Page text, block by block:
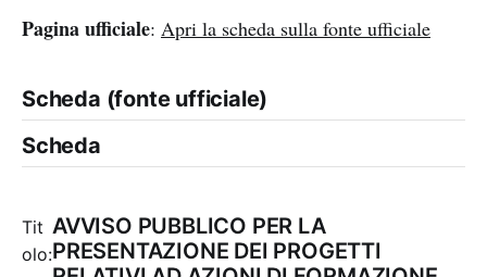
Pagina ufficiale: Apri la scheda sulla fonte ufficiale
Scheda (fonte ufficiale)
Scheda
Tit
olo:
AVVISO PUBBLICO PER LA
PRESENTAZIONE DEI PROGETTI